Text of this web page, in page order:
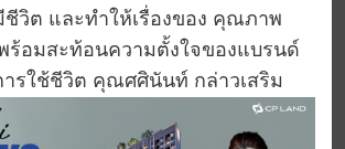
วิต และทำให้เรื่องของ คุณภาพ
พร้อมสะท้อนความตั้งใจของแบรนด์
รใช้ชีวิต คุณศศินันท์ กล่าวเสริม